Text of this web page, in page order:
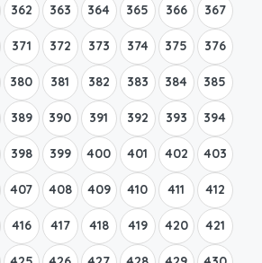
362 363 364 365 366 367
371 372 373 374 375 376
380 381 382 383 384 385
389 390 391 392 393 394
398 399 400 401 402 403
407 408 409 410 411 412
416 417 418 419 420 421